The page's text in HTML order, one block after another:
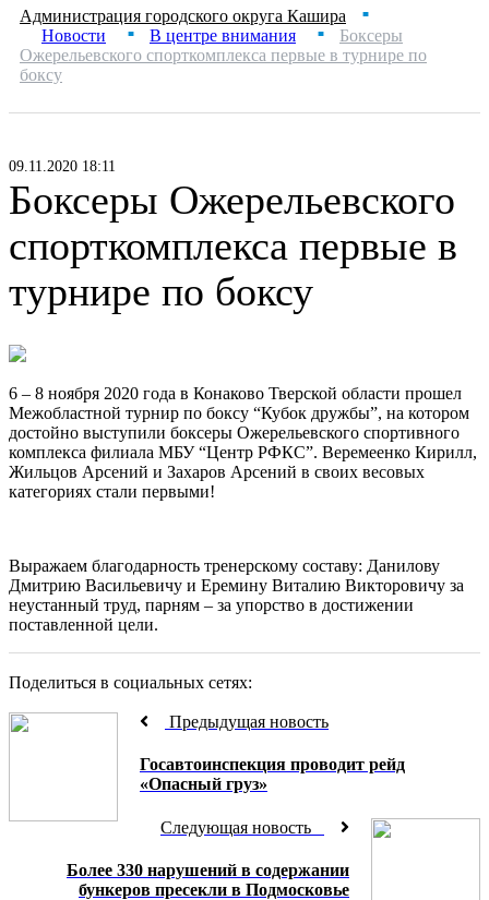
Администрация городского округа Кашира ■
Новости ■ В центре внимания ■
Боксеры
Ожерельевского спорткомплекса первые в турнире по
боксу
09.11.2020 18:11
Боксеры Ожерельевского
спорткомплекса первые в
турнире по боксу
6 – 8 ноября 2020 года в Конаково Тверской области прошел
Межобластной турнир по боксу “Кубок дружбы”, на котором
достойно выступили боксеры Ожерельевского спортивного
комплекса филиала МБУ “Центр РФКС”. Веремеенко Кирилл,
Жильцов Арсений и Захаров Арсений в своих весовых
категориях стали первыми!
Выражаем благодарность тренерскому составу: Данилову
Дмитрию Васильевичу и Еремину Виталию Викторовичу за
неустанный труд, парням – за упорство в достижении
поставленной цели.
Поделиться в социальных сетях:
Предыдущая новость
Госавтоинспекция проводит рейд
«Опасный груз»
Следующая новость
Более 330 нарушений в содержании
бункеров пресекли в Подмосковье